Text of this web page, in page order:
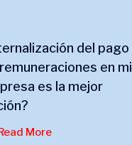
del pago
en mi
es la mejor
More